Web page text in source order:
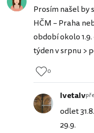
Prosím našel by
HČM – Praha
období okolo
týden v srpnu >
0
IvetaIv
odlet
29.9.